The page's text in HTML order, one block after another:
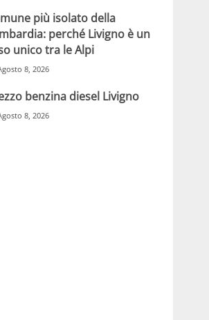
più isolato della
perché Livigno è un
unico tra le Alpi
8, 2026
benzina diesel Livigno
8, 2026